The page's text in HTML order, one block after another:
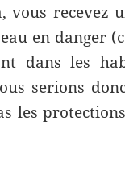
vous recevez
en danger
dans les
serions
les